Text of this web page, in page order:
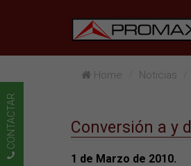
Home Noticias
Conversión a y
1 de Marzo de 2010.
CONTACTAR